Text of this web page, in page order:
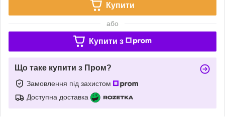
Купити
або
Купити з
Що таке купити з Пром?
Замовлення під захистом
Доступна доставка